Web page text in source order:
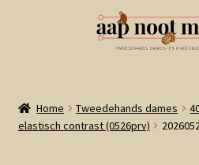
naar
navigatie
de
inhoud
Welkom
Home Tweedehands dames
elastisch contrast (0526prv)